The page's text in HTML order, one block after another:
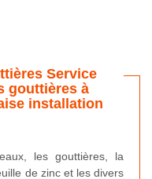
Service
gouttières à
installation
les gouttières, la
de zinc et les divers